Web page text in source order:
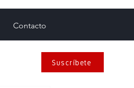
Contacto
Suscríbete